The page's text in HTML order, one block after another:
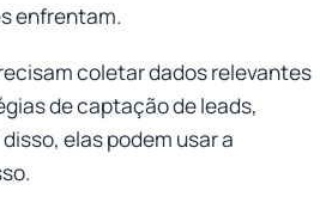
enfrentam.
coletar dados relevantes
de captação de leads,
elas podem usar a